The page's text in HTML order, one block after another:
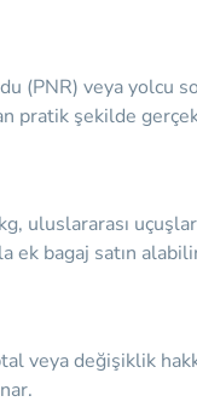
(PNR) veya yolcu
pratik şekilde
uluslararası
ek bagaj satın
veya değişiklik